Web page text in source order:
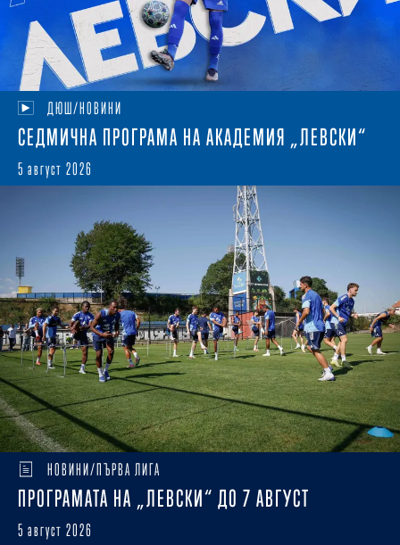
ДЮШ/НОВИНИ
СЕДМИЧНА ПРОГРАМА НА АКАДЕМИЯ „ЛЕВСКИ“
5 август 2026
НОВИНИ/ПЪРВА ЛИГА
ПРОГРАМАТА НА „ЛЕВСКИ“ ДО 7 АВГУСТ
5 август 2026